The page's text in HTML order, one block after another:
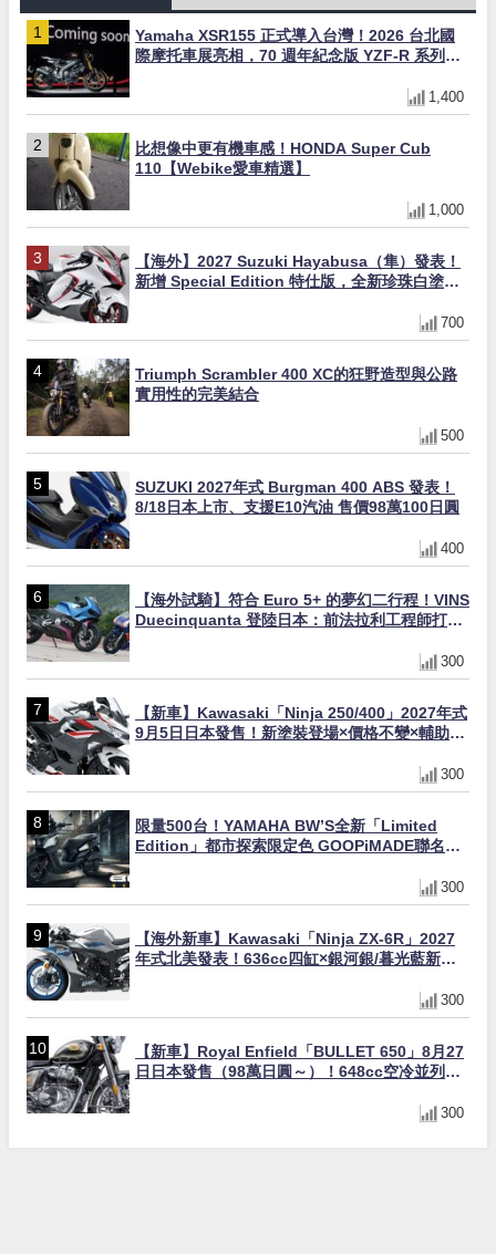
Yamaha XSR155 正式導入台灣！2026 台北國
際摩托車展亮相，70 週年紀念版 YZF-R 系列限
1,400
比想像中更有機車感！HONDA Super Cub
110【Webike愛車精選】
1,000
【海外】2027 Suzuki Hayabusa（隼）發表！
新增 Special Edition 特仕版，全新珍珠白塗裝
700
Triumph Scrambler 400 XC的狂野造型與公路
實用性的完美結合
500
SUZUKI 2027年式 Burgman 400 ABS 發表！
8/18日本上市、支援E10汽油 售價98萬100日圓
400
【海外試騎】符合 Euro 5+ 的夢幻二行程！VINS
Duecinquanta 登陸日本：前法拉利工程師打
300
【新車】Kawasaki「Ninja 250/400」2027年式
9月5日日本發售！新塗裝登場×價格不變×輔助滑
300
限量500台！YAMAHA BW’S全新「Limited
Edition」都市探索限定色 GOOPiMADE聯名包
300
【海外新車】Kawasaki「Ninja ZX-6R」2027
年式北美發表！636cc四缸×銀河銀/暮光藍新色
300
【新車】Royal Enfield「BULLET 650」8月27
日日本發售（98萬日圓～）！648cc空冷並列雙
300